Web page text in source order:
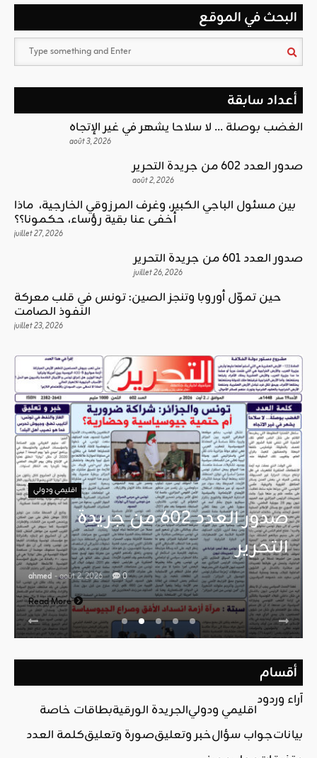
البحث في الموقع
أعداد سابقة
الغضب بوصلة … لا سلاحا يشهر في غير الإتجاه
août 3, 2026
صدور العدد 602 من جريدة التحرير
août 2, 2026
بين مسئول الباجي الكبير، وغرف المرزوقي الخارجية، ماذا
أخفى عنا بقية رؤساء، حكمونا؟؟
juillet 27, 2026
صدور العدد 601 من جريدة التحرير
juillet 26, 2026
حين تموّل أوروبا وتنجز الصين: تونس في قلب معركة
النفوذ الصامت
juillet 23, 2026
اقليمي ودولي
صدور العدد 602 من جريدة
التحرير
ahmed - août 2, 2026 0
Read More
أقسام
آراء وردود
اقليمي ودوليالجريدة الورقيةبطاقات خاصة
بياناتجواب سؤالخبر وتعليقصورة وتعليقكلمة العدد